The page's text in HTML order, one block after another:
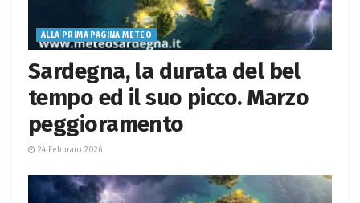
ALLA PRIMA PAGINA METEO
Sardegna, la durata del bel
tempo ed il suo picco. Marzo
peggioramento
24 Febbraio 2026